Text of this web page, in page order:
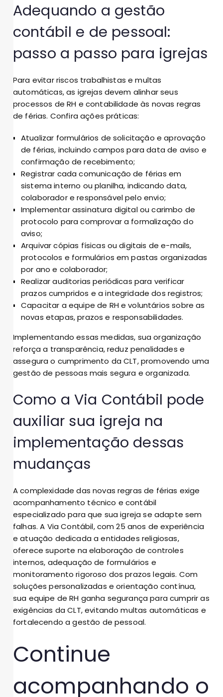
Adequando a gestão
contábil e de pessoal:
passo a passo para igrejas
Para evitar riscos trabalhistas e multas
automáticas, as igrejas devem alinhar seus
processos de RH e contabilidade às novas regras
de férias. Confira ações práticas:
Atualizar formulários de solicitação e aprovação
de férias, incluindo campos para data de aviso e
confirmação de recebimento;
Registrar cada comunicação de férias em
sistema interno ou planilha, indicando data,
colaborador e responsável pelo envio;
Implementar assinatura digital ou carimbo de
protocolo para comprovar a formalização do
aviso;
Arquivar cópias físicas ou digitais de e-mails,
protocolos e formulários em pastas organizadas
por ano e colaborador;
Realizar auditorias periódicas para verificar
prazos cumpridos e a integridade dos registros;
Capacitar a equipe de RH e voluntários sobre as
novas etapas, prazos e responsabilidades.
Implementando essas medidas, sua organização
reforça a transparência, reduz penalidades e
assegura o cumprimento da CLT, promovendo uma
gestão de pessoas mais segura e organizada.
Como a Via Contábil pode
auxiliar sua igreja na
implementação dessas
mudanças
A complexidade das novas regras de férias exige
acompanhamento técnico e contábil
especializado para que sua igreja se adapte sem
falhas. A Via Contábil, com 25 anos de experiência
e atuação dedicada a entidades religiosas,
oferece suporte na elaboração de controles
internos, adequação de formulários e
monitoramento rigoroso dos prazos legais. Com
soluções personalizadas e orientação contínua,
sua equipe de RH ganha segurança para cumprir as
exigências da CLT, evitando multas automáticas e
fortalecendo a gestão de pessoal.
Continue
acompanhando o